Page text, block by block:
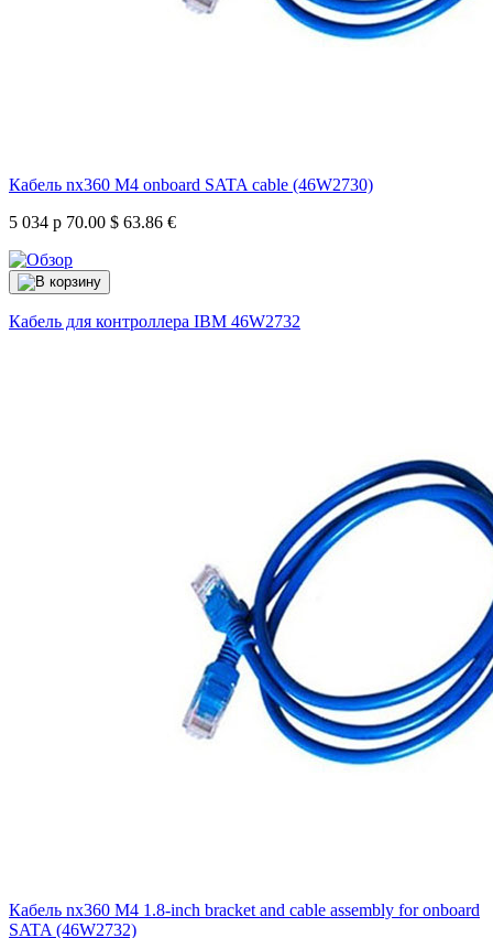
Кабель nx360 M4 onboard SATA cable (46W2730)
5 034 р 70.00 $ 63.86 €
Кабель для контроллера IBM 46W2732
Кабель nx360 M4 1.8-inch bracket and cable assembly for onboard
SATA (46W2732)